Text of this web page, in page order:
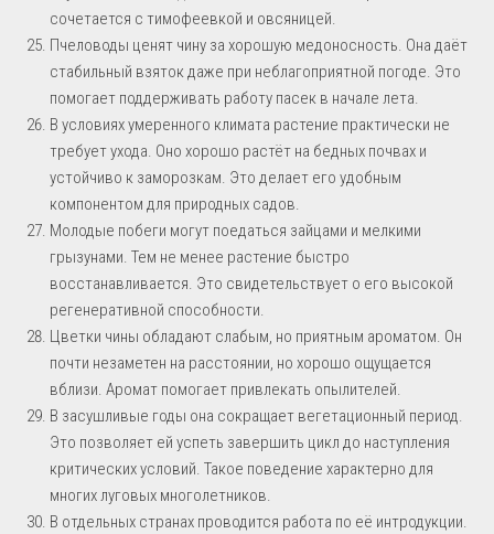
сочетается с тимофеевкой и овсяницей.
Пчеловоды ценят чину за хорошую медоносность. Она даёт
стабильный взяток даже при неблагоприятной погоде. Это
помогает поддерживать работу пасек в начале лета.
В условиях умеренного климата растение практически не
требует ухода. Оно хорошо растёт на бедных почвах и
устойчиво к заморозкам. Это делает его удобным
компонентом для природных садов.
Молодые побеги могут поедаться зайцами и мелкими
грызунами. Тем не менее растение быстро
восстанавливается. Это свидетельствует о его высокой
регенеративной способности.
Цветки чины обладают слабым, но приятным ароматом. Он
почти незаметен на расстоянии, но хорошо ощущается
вблизи. Аромат помогает привлекать опылителей.
В засушливые годы она сокращает вегетационный период.
Это позволяет ей успеть завершить цикл до наступления
критических условий. Такое поведение характерно для
многих луговых многолетников.
В отдельных странах проводится работа по её интродукции.